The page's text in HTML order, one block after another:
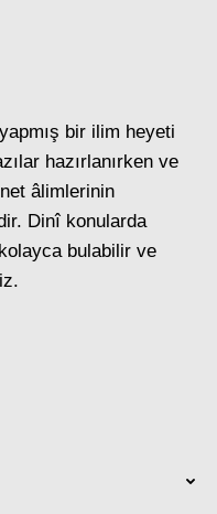
bir ilim heyeti
hazırlanırken ve
âlimlerinin
Dinî konularda
bulabilir ve